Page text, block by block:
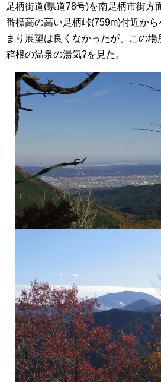
足柄街道(県道78号)を南足柄市街方
番標高の高い足柄峠(759m)付近か
まり展望は良くなかったが、この場
箱根の温泉の湯気?を見た。